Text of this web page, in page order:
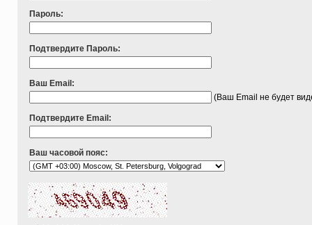
Пароль:
Подтвердите Пароль:
Ваш Email:
(Ваш Email не будет
Подтвердите Email:
Ваш часовой пояс: